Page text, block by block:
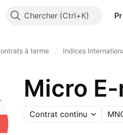
Chercher
à terme Indices
Micro
Contrat continu